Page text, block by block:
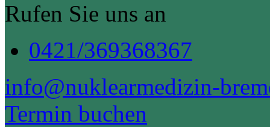
Rufen Sie uns an
0421/369368367
info@nuklearmedizin-
Termin buchen